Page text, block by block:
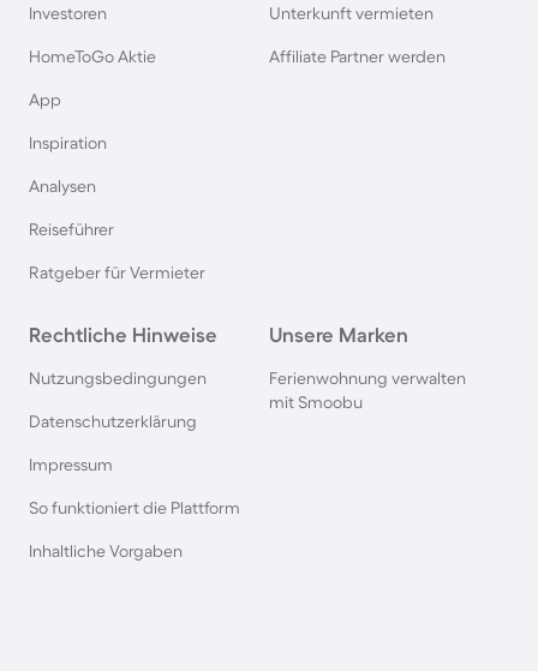
Chalets in Deutschland
Chalets in Renesse
Chalets in der Eifel
Chalets am Ijsselmeer
Investoren
HomeToGo Aktie
App
Inspiration
Analysen
Reiseführer
Ratgeber für Vermieter
Unterkunft vermieten
Affiliate Partner werden
Rechtliche Hinweise
Nutzungsbedingungen
Datenschutzerklärung
Impressum
So funktioniert die Plattform
Inhaltliche Vorgaben
Unsere Marken
Ferienwohnung verwalten
mit Smoobu